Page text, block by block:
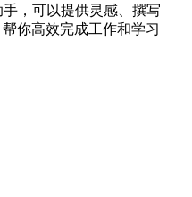
，可以提供灵感、撰写
你高效完成工作和学习